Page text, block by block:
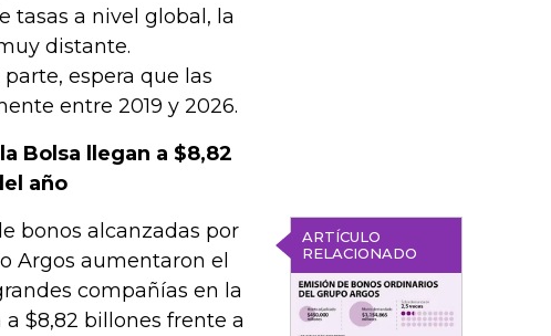
tasas a nivel global, la
distante.
espera que las
entre 2019 y 2026.
Bolsa llegan a $8,82
año
ARTÍCULO
RELACIONADO
bonos alcanzadas por
Argos aumentaron el
compañías en la
$8,82 billones frente a